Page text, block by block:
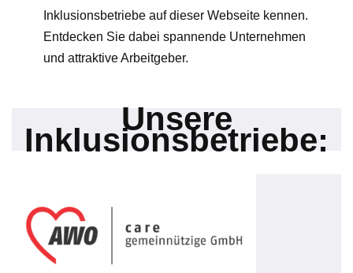
Inklusionsbetriebe auf dieser Webseite kennen.
Entdecken Sie dabei spannende Unternehmen
und attraktive Arbeitgeber.
Unsere
Inklusionsbetriebe: